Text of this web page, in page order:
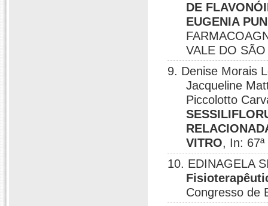
DE
EUGENIA
VALE DO
9. Denise Morais
Jacqueline
Piccolotto
VITRO, In:
10. EDINAGELA
Congresso de